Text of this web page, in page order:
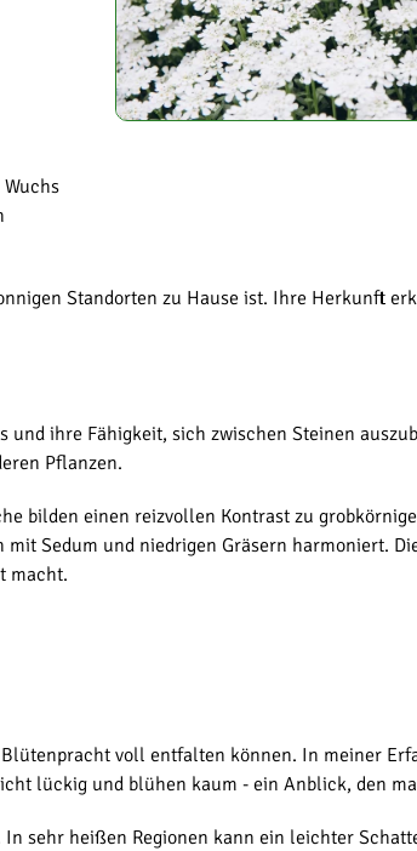
Standorten zu Hause ist. Ihre Herkunft
ihre Fähigkeit, sich zwischen Steinen
Pflanzen.
bilden einen reizvollen Kontrast zu
Sedum und niedrigen Gräsern harmoniert.
macht.
voll entfalten können. In meiner
lückig und blühen kaum - ein Anblick, den
sehr heißen Regionen kann ein leichter